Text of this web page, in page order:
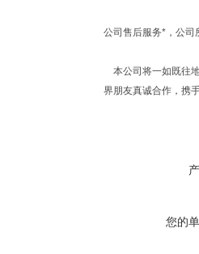
公司售后服务*，公司
本公司将一如既往
界朋友真诚合作，携
您的